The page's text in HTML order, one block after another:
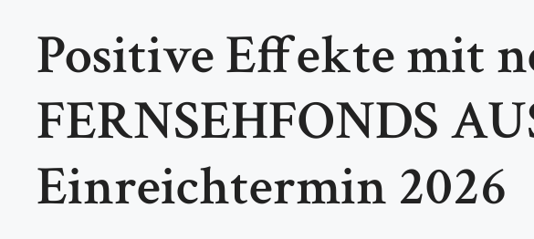
Positive Effekte mit
FERNSEHFONDS
Einreichtermin 2026